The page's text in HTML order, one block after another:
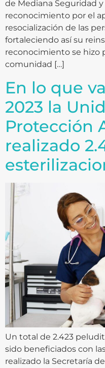
de Mediana Seguridad y
reconocimiento por el
resocialización de las
fortaleciendo así su
reconocimiento se hizo
comunidad […]
En lo que
2023 la
Protección
realizado
Un total de 2.423
sido beneficiados con
realizado la Secretaría